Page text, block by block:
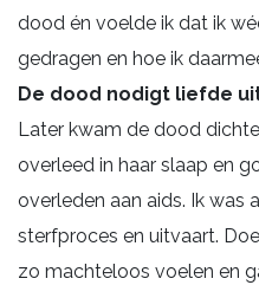
dood én voelde ik dat ik
gedragen en hoe ik
De dood nodigt liefde
Later kwam de dood
overleed in haar slaap en
overleden aan aids. Ik was
sterfproces en uitvaart.
zo machteloos voelen en